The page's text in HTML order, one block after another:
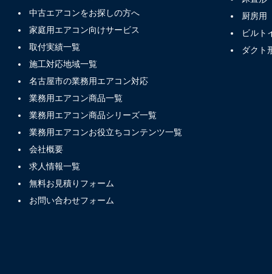
中古エアコンをお探しの方へ
家庭用エアコン向けサービス
取付実績一覧
施工対応地域一覧
名古屋市の業務用エアコン対応
業務用エアコン商品一覧
業務用エアコン商品シリーズ一覧
業務用エアコンお役立ちコンテンツ一覧
会社概要
求人情報一覧
無料お見積りフォーム
お問い合わせフォーム
厨房用
ビルト
ダクト